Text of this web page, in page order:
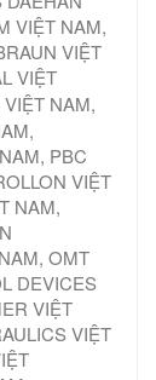
VIỆT NAM,
VIỆT
VIỆT
NAM,
PBC
VIỆT
NAM,
OMT
DEVICES
VIỆT
VIỆT